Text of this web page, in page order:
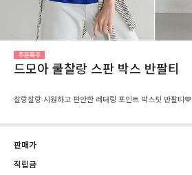
드모아 쿨찰랑 스판 박스 반팔티
찰랑찰랑 시원하고 편안한 레터링 포인트 박스핏 반팔티💙
판매가
적립금